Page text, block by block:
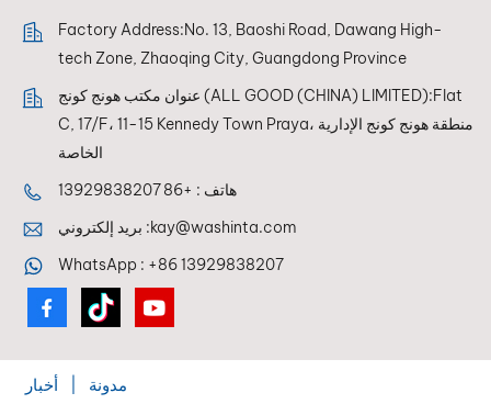
Factory Address:No. 13, Baoshi Road, Dawang High-
tech Zone, Zhaoqing City, Guangdong Province
عنوان مكتب هونج كونج (ALL GOOD (CHINA) LIMITED):Flat
C, 17/F، 11-15 Kennedy Town Praya، منطقة هونج كونج الإدارية
الخاصة
هاتف : +86 13929838207
بريد إلكتروني :kay@washinta.com
WhatsApp : +86 13929838207
مدونة
أخبار